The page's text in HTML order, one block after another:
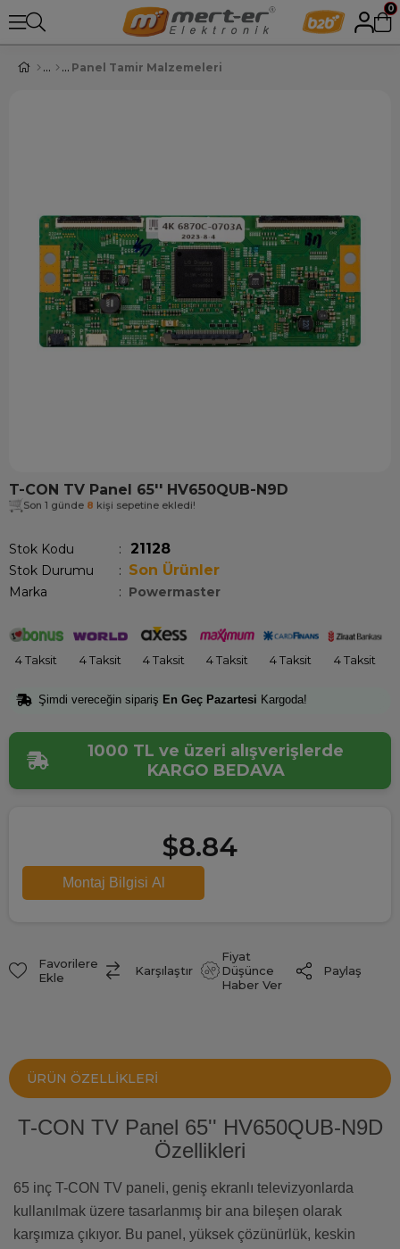
0
Panel Tamir Malzemeleri
T-CON TV Panel 65'' HV650QUB-N9D
Son 1 günde 8 kişi sepetine ekledi!
Stok Kodu 21128
Stok Durumu : Son Ürünler
Marka : Powermaster
4 Taksit 4 Taksit 4 Taksit 4 Taksit 4 Taksit 4 Taksit
Şimdi vereceğin sipariş En Geç Pazartesi Kargoda!
1000 TL ve üzeri alışverişlerde
KARGO BEDAVA
$8.84
Favorilere
Ekle
Karşılaştır
Fiyat
Düşünce
Haber Ver
Paylaş
ÜRÜN ÖZELLIKLERI
T-CON TV Panel 65'' HV650QUB-N9D
Özellikleri
65 inç T-CON TV paneli, geniş ekranlı televizyonlarda
kullanılmak üzere tasarlanmış bir ana bileşen olarak
karşımıza çıkıyor. Bu panel, yüksek çözünürlük, keskin